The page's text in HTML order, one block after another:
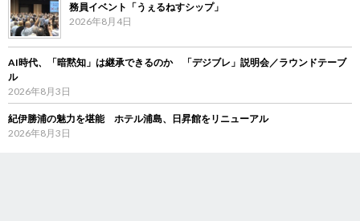
務員イベント「うぇるねすシップ」
2026年8月4日
AI時代、「暗黙知」は継承できるのか 「デジブレ」説明会／ラウンドテーブ
ル
2026年8月3日
紀伊勝浦の魅力を堪能 ホテル浦島、日昇館をリニューアル
2026年8月3日